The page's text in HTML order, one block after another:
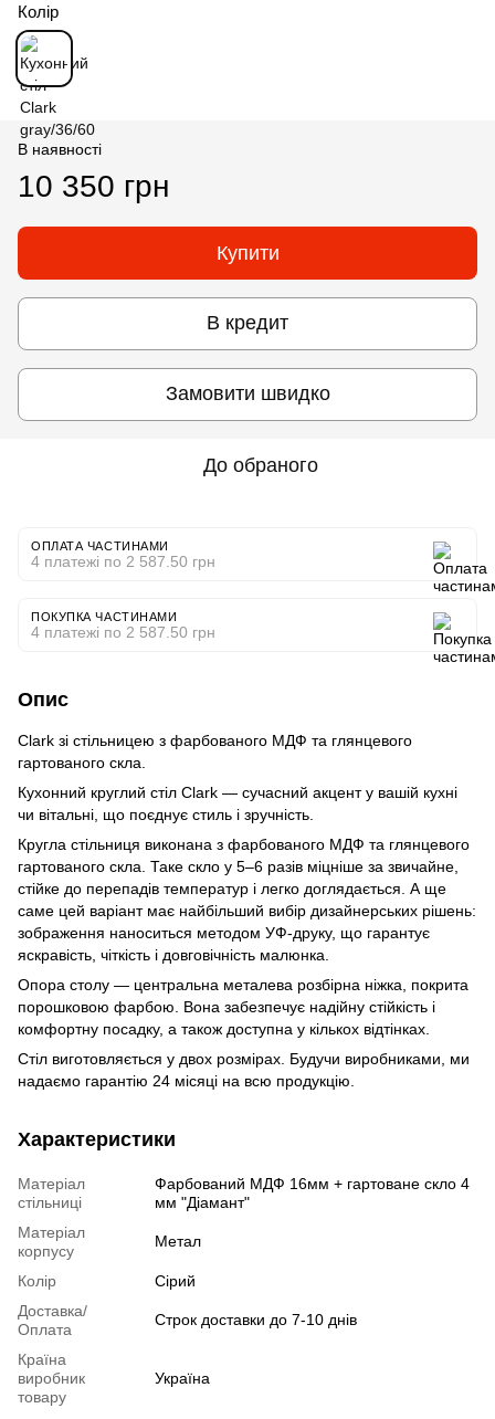
Колір
В наявності
10 350 грн
Купити
В кредит
Замовити швидко
До обраного
ОПЛАТА ЧАСТИНАМИ
4 платежі по 2 587.50 грн
ПОКУПКА ЧАСТИНАМИ
4 платежі по 2 587.50 грн
Опис
Clark зі стільницею з фарбованого МДФ та глянцевого
гартованого скла.
Кухонний круглий стіл Clark — сучасний акцент у вашій кухні
чи вітальні, що поєднує стиль і зручність.
Кругла стільниця виконана з фарбованого МДФ та глянцевого
гартованого скла. Таке скло у 5–6 разів міцніше за звичайне,
стійке до перепадів температур і легко доглядається. А ще
саме цей варіант має найбільший вибір дизайнерських рішень:
зображення наноситься методом УФ-друку, що гарантує
яскравість, чіткість і довговічність малюнка.
Опора столу — центральна металева розбірна ніжка, покрита
порошковою фарбою. Вона забезпечує надійну стійкість і
комфортну посадку, а також доступна у кількох відтінках.
Стіл виготовляється у двох розмірах. Будучи виробниками, ми
надаємо гарантію 24 місяці на всю продукцію.
Характеристики
Матеріал
стільниці
Фарбований МДФ 16мм + гартоване скло 4
мм "Діамант"
Матеріал
корпусу
Метал
Колір
Сірий
Доставка/
Оплата
Строк доставки до 7-10 днів
Країна
виробник
товару
Україна